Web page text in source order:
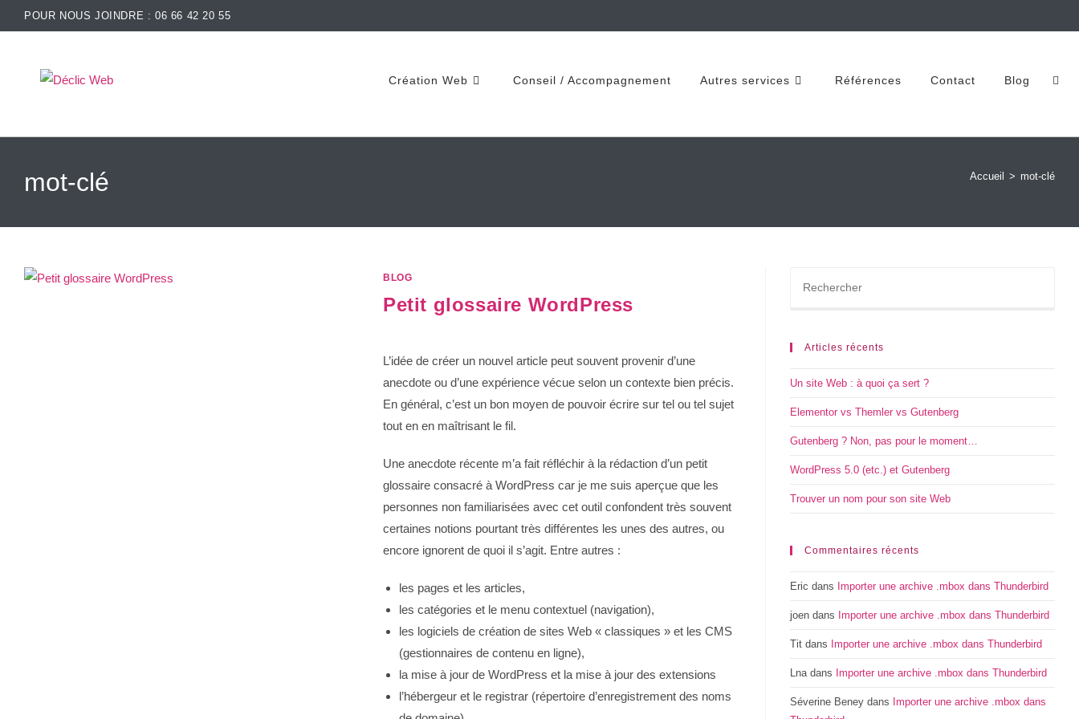
POUR NOUS JOINDRE : 06 66 42 20 55
Création Web Conseil / Accompagnement Autres services Références Contact Blog
mot-clé Accueil > mot-clé
BLOG
Petit glossaire WordPress
L’idée de créer un nouvel article peut souvent provenir d’une
anecdote ou d’une expérience vécue selon un contexte bien précis.
En général, c’est un bon moyen de pouvoir écrire sur tel ou tel sujet
tout en en maîtrisant le fil.
Une anecdote récente m’a fait réfléchir à la rédaction d’un petit
glossaire consacré à WordPress car je me suis aperçue que les
personnes non familiarisées avec cet outil confondent très souvent
certaines notions pourtant très différentes les unes des autres, ou
encore ignorent de quoi il s’agit. Entre autres :
les pages et les articles,
les catégories et le menu contextuel (navigation),
les logiciels de création de sites Web « classiques » et les CMS
(gestionnaires de contenu en ligne),
la mise à jour de WordPress et la mise à jour des extensions
l’hébergeur et le registrar (répertoire d’enregistrement des noms
Articles récents
Un site Web : à quoi ça sert ?
Elementor vs Themler vs Gutenberg
Gutenberg ? Non, pas pour le moment…
WordPress 5.0 (etc.) et Gutenberg
Trouver un nom pour son site Web
Commentaires récents
Eric dans Importer une archive .mbox dans Thunderbird
joen dans Importer une archive .mbox dans Thunderbird
Tit dans Importer une archive .mbox dans Thunderbird
Lnadans Importer une archive .mbox dans Thunderbird
Séverine Beney dans Importer une archive .mbox dans